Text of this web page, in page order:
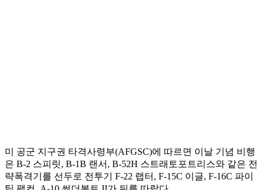
미 공군 지구권 타격사령부(AFGSC)에 따르면 이날 기념 비행
은 B-2 스피릿, B-1B 랜서, B-52H 스트래토포트리스와 같은 전
략폭격기를 선두로 전투기 F-22 랩터, F-15C 이글, F-16C 파이